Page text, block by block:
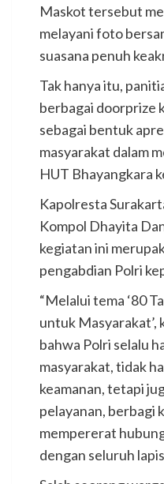
Maskot tersebut
melayani foto
suasana penuh
Tak hanya itu,
berbagai doorprize
sebagai bentuk
masyarakat dalam
HUT Bhayangkara
Kapolresta
Kompol Dhayita
kegiatan ini
pengabdian Polri
“Melalui tema ‘80
untuk Masyarakat’,
bahwa Polri selalu
masyarakat, tidak
keamanan, tetapi
pelayanan, berbagi
mempererat
dengan seluruh